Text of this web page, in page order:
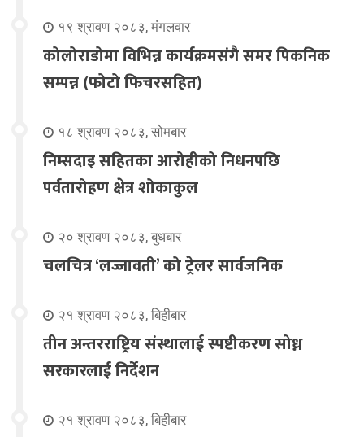
१९ श्रावण २०८३, मंगलवार
कोलोराडोमा विभिन्न कार्यक्रमसंगै समर पिकनिक
सम्पन्न (फोटो फिचरसहित)
१८ श्रावण २०८३, सोमबार
निम्सदाइ सहितका आरोहीको निधनपछि
पर्वतारोहण क्षेत्र शोकाकुल
२० श्रावण २०८३, बुधबार
चलचित्र ‘लज्जावती’ को ट्रेलर सार्वजनिक
२१ श्रावण २०८३, बिहीबार
तीन अन्तरराष्ट्रिय संस्थालाई स्पष्टीकरण सोध्न
सरकारलाई निर्देशन
२१ श्रावण २०८३, बिहीबार